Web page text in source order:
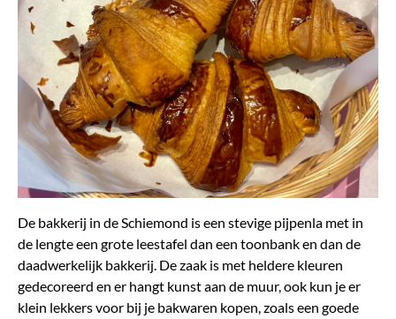
De bakkerij in de Schiemond is een stevige pijpenla met in
de lengte een grote leestafel dan een toonbank en dan de
daadwerkelijk bakkerij. De zaak is met heldere kleuren
gedecoreerd en er hangt kunst aan de muur, ook kun je er
klein lekkers voor bij je bakwaren kopen, zoals een goede